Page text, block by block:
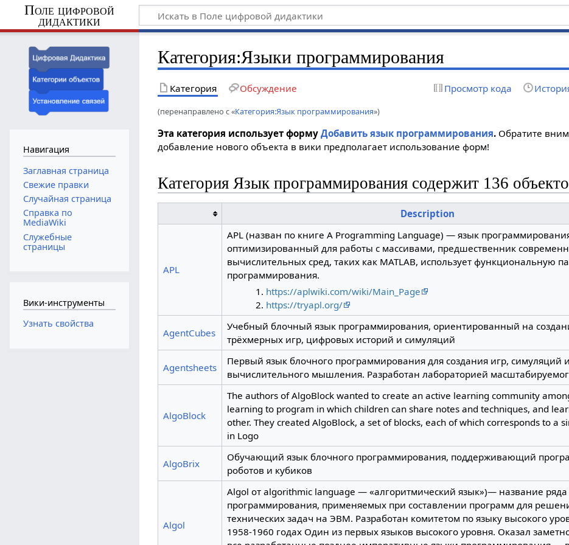
Поле цифровой
дидактики
Категория:Языки программирования
Категория Обсуждение Просмотр кода
(перенаправлено с «Категория:Язык программирования»)
Эта категория использует формуДобавить язык программирования. Обратите
добавление нового объекта в вики предполагает использование форм!
Категория Язык программирования содержит 136
Description
APL
APL (назван по книге A Programming Language) — язык
оптимизированный для работы с массивами, предшественник
вычислительных сред, таких как MATLAB, использует функциональную
программирования.
https://aplwiki.com/wiki/Main_Page
https://tryapl.org/
AgentCubes
Учебный блочный язык программирования, ориентированный на
трёхмерных игр, цифровых историй и симуляций
Agentsheets
Первый язык блочного программирования для создания игр, симуляций
вычислительного мышления. Разработан лабораторией
AlgoBlock
The authors of AlgoBlock wanted to create an active learning community
learning to program in which children can share notes and techniques, and
other. They created AlgoBlock, a set of blocks, each of which corresponds to a
in Logo
AlgoBrix
Обучающий язык блочного программирования, поддерживающий
роботов и кубиков
Algol
Algol от algorithmic language — «алгоритмический язык»)— название ряда
программирования, применяемых при составлении программ для
технических задач на ЭВМ. Разработан комитетом по языку высокого
1958-1960 годах Один из первых языков высокого уровня. Оказал
Навигация
Заглавная страница
Свежие правки
Случайная страница
Справка по
MediaWiki
Служебные
страницы
Вики-инструменты
Узнать свойства